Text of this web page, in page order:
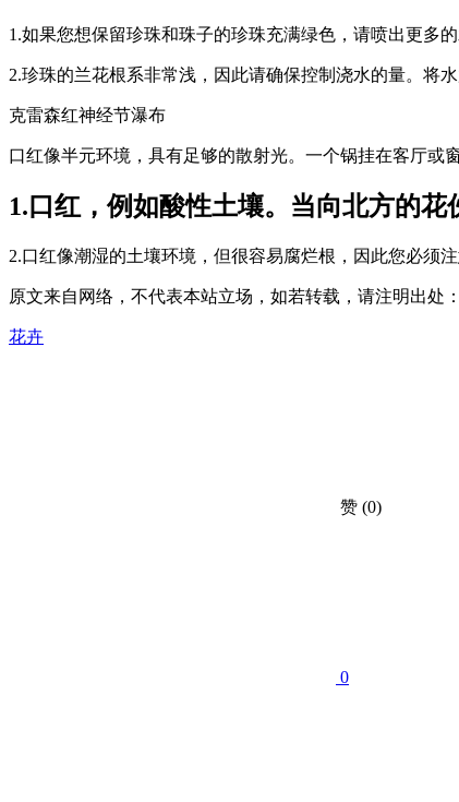
1.如果您想保留珍珠和珠子的珍珠充满绿色，请喷出更多
2.珍珠的兰花根系非常浅，因此请确保控制浇水的量。将
克雷森红神经节瀑布
口红像半元环境，具有足够的散射光。一个锅挂在客厅或
1.口红，例如酸性土壤。当向北方的
2.口红像潮湿的土壤环境，但很容易腐烂根，因此您必须注
原文来自网络，不代表本站立场，如若转载，请注明出处：
花卉
赞 (0)
0